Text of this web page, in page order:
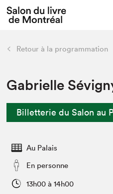
Espace exposant⋅e⋅s
L'événement
Préparer sa visite
Actualités
SLM PRO
retour
Préparer sa visite
Salon dans la ville et en
Projets partenaires
Liens pratiques
Retour à la programmation
Gabrielle
Billetterie du Salon au
Au Palais
En personne
13h00 à 14h00